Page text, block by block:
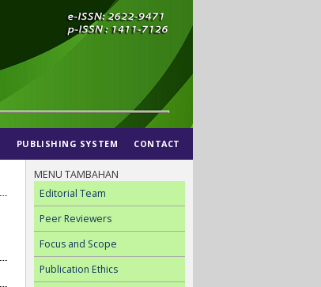
MENU TAMBAHAN
Editorial Team
Peer Reviewers
Focus and Scope
Publication Ethics
PUBLISHING SYSTEM CONTACT